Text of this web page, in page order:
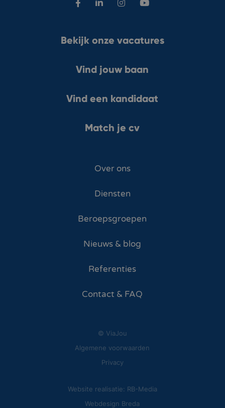
Bekijk onze vacatures
Vind jouw baan
Vind een kandidaat
Match je cv
Over ons
Diensten
Beroepsgroepen
Nieuws & blog
Referenties
Contact & FAQ
© ViaJou
Algemene voorwaarden
Privacy
Website realisatie: RB-Media
Webdesign Breda